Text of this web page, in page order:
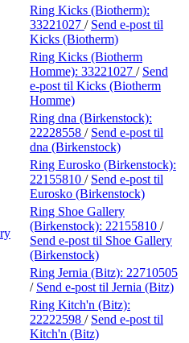
Ring Kicks (Biotherm):
33221027 / Send e-post til
Kicks (Biotherm)
Ring Kicks (Biotherm
Homme): 33221027 / Send
e-post til Kicks (Biotherm
Homme)
Ring dna (Birkenstock):
22228558 / Send e-post til
dna (Birkenstock)
Ring Eurosko (Birkenstock):
22155810 / Send e-post til
Eurosko (Birkenstock)
Ring Shoe Gallery
(Birkenstock): 22155810 /
Send e-post til Shoe Gallery
(Birkenstock)
Ring Jernia (Bitz): 22710505
/ Send e-post til Jernia (Bitz)
Ring Kitch'n (Bitz):
22222598 / Send e-post til
Kitch'n (Bitz)